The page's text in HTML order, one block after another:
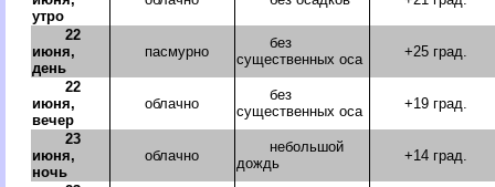
утро
22
июня,
день
пасмурно
без
существенных оса
+25 град.
22
июня,
вечер
облачно
без
существенных оса
+19 град.
23
июня,
ночь
облачно
небольшой
дождь
+14 град.